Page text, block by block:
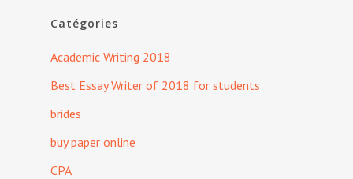
Catégories
Academic Writing 2018
Best Essay Writer of 2018 for students
brides
buy paper online
CPA